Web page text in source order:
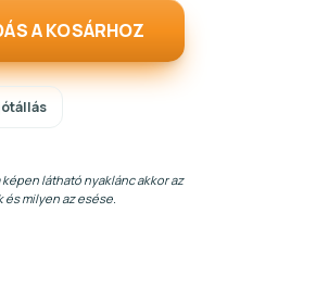
A KOSÁRHOZ
látható nyaklánc akkor az
és milyen az esése.